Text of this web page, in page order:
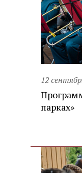
12
парках»